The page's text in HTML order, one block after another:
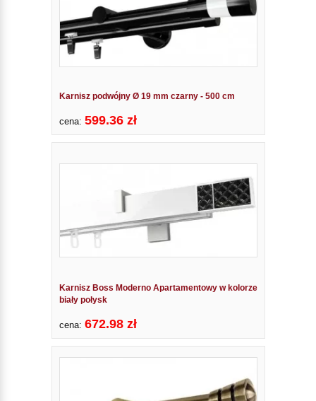
Karnisz podwójny Ø 19 mm czarny - 500 cm
cena: 599.36 zł
Karnisz Boss Moderno Apartamentowy w kolorze
biały połysk
cena: 672.98 zł